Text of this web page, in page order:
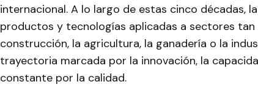
internacional. A lo largo de estas cinco décadas,
productos y tecnologías aplicadas a sectores
construcción, la agricultura, la ganadería o la
trayectoria marcada por la innovación, la
constante por la calidad.